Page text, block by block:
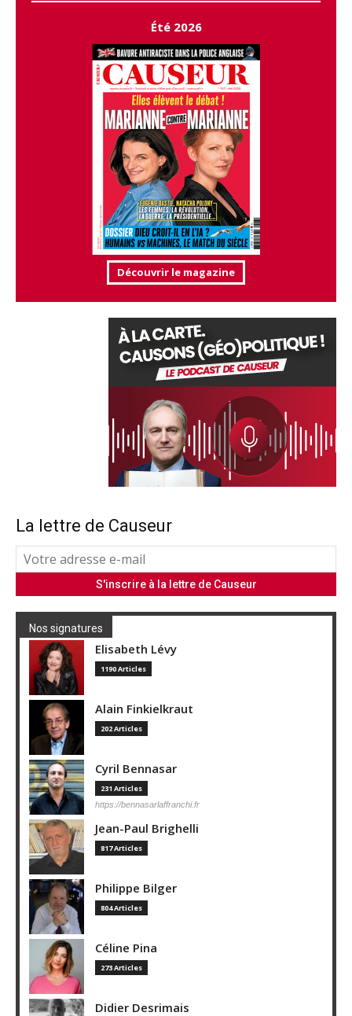
Été 2026
Découvrir le magazine
La lettre de Causeur
Nos signatures
Elisabeth Lévy
1190 Articles
Alain Finkielkraut
202 Articles
Cyril Bennasar
231 Articles
https://bennasarlaffranchi.fr
Jean-Paul Brighelli
817 Articles
Philippe Bilger
804 Articles
Céline Pina
273 Articles
Didier Desrimais